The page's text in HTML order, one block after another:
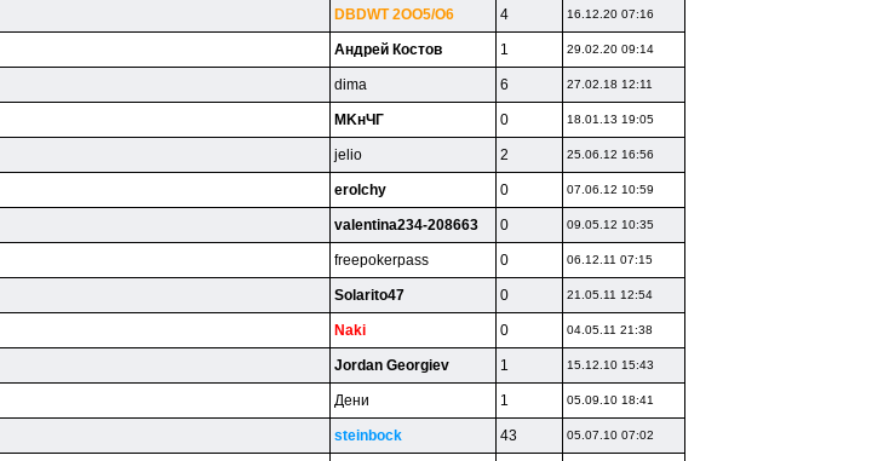
DBDWT 2OO5/O6 4 16.12.20 07:16
Андрей Костов 1 29.02.20 09:14
dima 6 27.02.18 12:11
MKнЧГ 0 18.01.13 19:05
jelio 2 25.06.12 16:56
erolchy 0 07.06.12 10:59
valentina234-208663 0 09.05.12 10:35
freepokerpass 0 06.12.11 07:15
Solarito47 0 21.05.11 12:54
Naki 0 04.05.11 21:38
Jordan Georgiev 1 15.12.10 15:43
Дeни 1 05.09.10 18:41
steinbock 43 05.07.10 07:02